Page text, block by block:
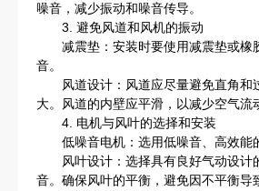
噪音，减少振动和噪音传导。
3. 避免风道和风机的振动
减震垫：安装时要使用减震垫或橡
音。
风道设计：风道应尽量避免直角和
大。风道的内壁应平滑，以减少空气流
4. 电机与风叶的选择和安装
低噪音电机：选用低噪音、高效能
风叶设计：选择具有良好气动设计
音。确保风叶的平衡，避免因不平衡导